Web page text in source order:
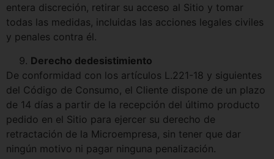
entera discreción, retirar su acceso al Sitio y tomar
todas las medidas, incluidas las acciones legales civiles
y penales contra él.
Derecho dedesistimiento
De conformidad con los artículos L.221-18 y siguientes
del Código de Consumo, el Cliente dispone de un plazo
de 14 días a partir de la recepción del último producto
pedido en el Sitio para ejercer su derecho de
retractación de la Microempresa, sin tener que dar
ningún motivo ni pagar ninguna penalización.